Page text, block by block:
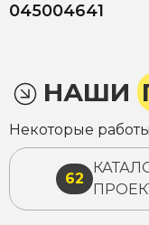
045004641
НАШИ
Некоторые
62